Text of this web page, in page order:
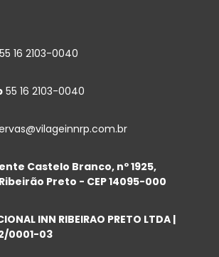
55 16 2103-0040
55 16 2103-0040
Castelo Branco, nº 1925,
Preto - CEP 14095-000
INN RIBEIRAO PRETO LTDA |
0001-03